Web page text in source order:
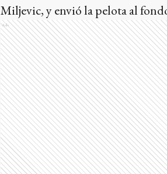
Miljevic, y envió la pelota al
Ads